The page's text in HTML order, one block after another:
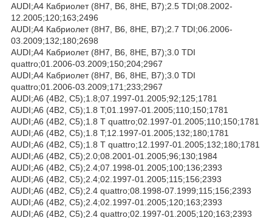
AUDI;A4 Кабриолет (8H7, B6, 8HE, B7);2.5 TDI;08.2002-
12.2005;120;163;2496
AUDI;A4 Кабриолет (8H7, B6, 8HE, B7);2.7 TDI;06.2006-
03.2009;132;180;2698
AUDI;A4 Кабриолет (8H7, B6, 8HE, B7);3.0 TDI
quattro;01.2006-03.2009;150;204;2967
AUDI;A4 Кабриолет (8H7, B6, 8HE, B7);3.0 TDI
quattro;01.2006-03.2009;171;233;2967
AUDI;A6 (4B2, C5);1.8;07.1997-01.2005;92;125;1781
AUDI;A6 (4B2, C5);1.8 T;01.1997-01.2005;110;150;1781
AUDI;A6 (4B2, C5);1.8 T quattro;02.1997-01.2005;110;150;1781
AUDI;A6 (4B2, C5);1.8 T;12.1997-01.2005;132;180;1781
AUDI;A6 (4B2, C5);1.8 T quattro;12.1997-01.2005;132;180;1781
AUDI;A6 (4B2, C5);2.0;08.2001-01.2005;96;130;1984
AUDI;A6 (4B2, C5);2.4;07.1998-01.2005;100;136;2393
AUDI;A6 (4B2, C5);2.4;02.1997-01.2005;115;156;2393
AUDI;A6 (4B2, C5);2.4 quattro;08.1998-07.1999;115;156;2393
AUDI;A6 (4B2, C5);2.4;02.1997-01.2005;120;163;2393
AUDI;A6 (4B2, C5);2.4 quattro;02.1997-01.2005;120;163;2393